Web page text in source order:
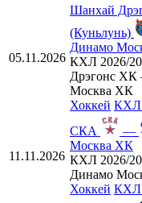
05.11.2026
Шанхай
(Куньлунь)
Динамо
КХЛ 2026/
Дрэгонс
Москва ХК
Хоккей КХЛ
11.11.2026
СКА —
Москва ХК
КХЛ 2026/
Динамо
Хоккей КХЛ